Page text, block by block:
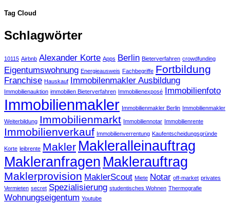
Tag Cloud
Schlagwörter
10115 Airbnb Alexander Korte Apps Berlin Bieterverfahren crowdfunding
Eigentumswohnung Energieausweis Fachbegriffe Fortbildung
Franchise Hauskauf Immobilenmakler Ausbildung
Immobilienauktion immobilien Bieterverfahren Immobilienexposé Immobilienfoto
Immobilienmakler Immobilienmakler Berlin Immobilienmakler
Weiterbildung Immobilienmarkt Immobiliennotar Immobilienrente
Immobilienverkauf Immobilienverrentung Kaufentscheidungsgründe
Korte leibrente Makler Makleralleinauftrag
Makleranfragen Maklerauftrag
Maklerprovision MaklerScout Miete Notar off-market privates
Vermieten secret Spezialisierung studentisches Wohnen Thermografie
Wohnungseigentum Youtube